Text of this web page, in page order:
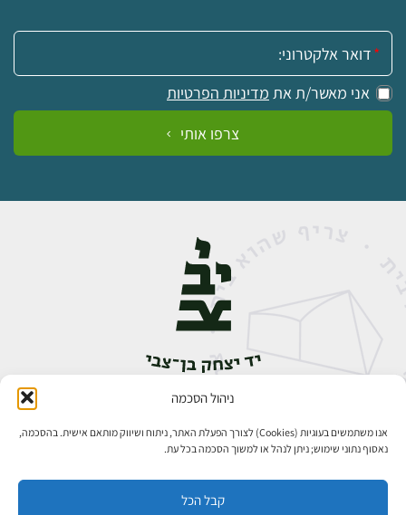
ניהול הסכמה
אנו משתמשים בעוגיות (Cookies) לצורך הפעלת האתר, ניתוח ושיווק מותאם אישית. בהסכמה,
נאסוף נתוני שימוש; ניתן לנהל או למשוך הסכמה בכל עת.
קבל הכל
אימייל:
אני מאשר/ת את מדיניות הפרטיות
צרפו אותי
אבן גבירול 14, רחביה, ירושלים